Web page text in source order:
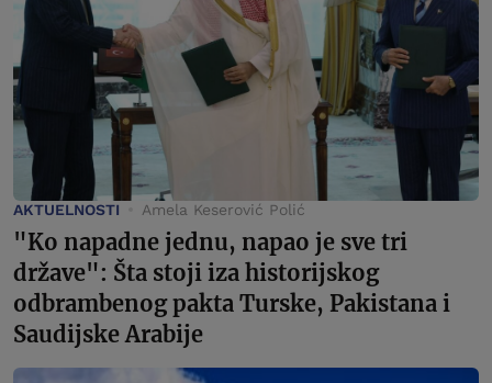
AKTUELNOSTI Amela Keserović Polić
"Ko napadne jednu, napao je sve tri
države": Šta stoji iza historijskog
odbrambenog pakta Turske, Pakistana i
Saudijske Arabije